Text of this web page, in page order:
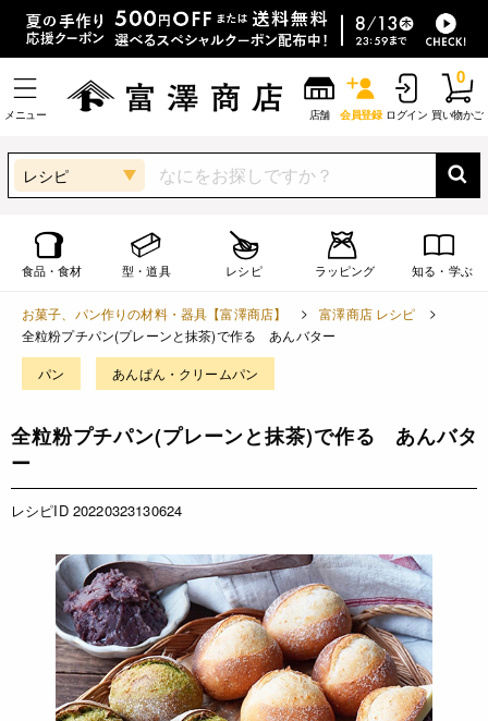
メニュー 店舗 会員登録 ログイン 買い物かご
0
レシピ
食品・食材 型・道具 レシピ ラッピング 知る・学ぶ
お菓子、パン作りの材料・器具【富澤商店】
富澤商店 レシピ
全粒粉プチパン(プレーンと抹茶)で作る あんバター
パン あんぱん・クリームパン
全粒粉プチパン(プレーンと抹茶)で作る あんバタ
ー
レシピID 20220323130624